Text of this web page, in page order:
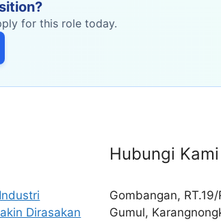
for this role today.
Dirasakan
Hubungi Kami
Gombangan,
Gumul,